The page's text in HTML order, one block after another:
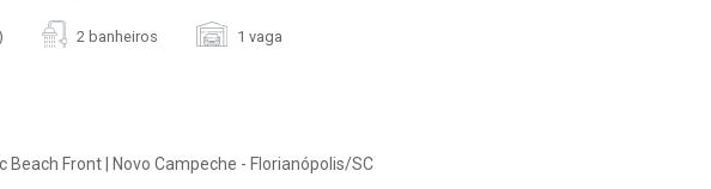
2 banheiros 1 vaga
Beach Front | Novo Campeche - Florianópolis/SC